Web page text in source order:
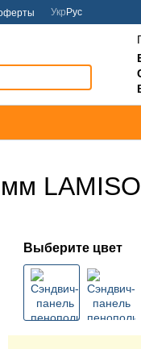
Укр Рус
Выберите цвет